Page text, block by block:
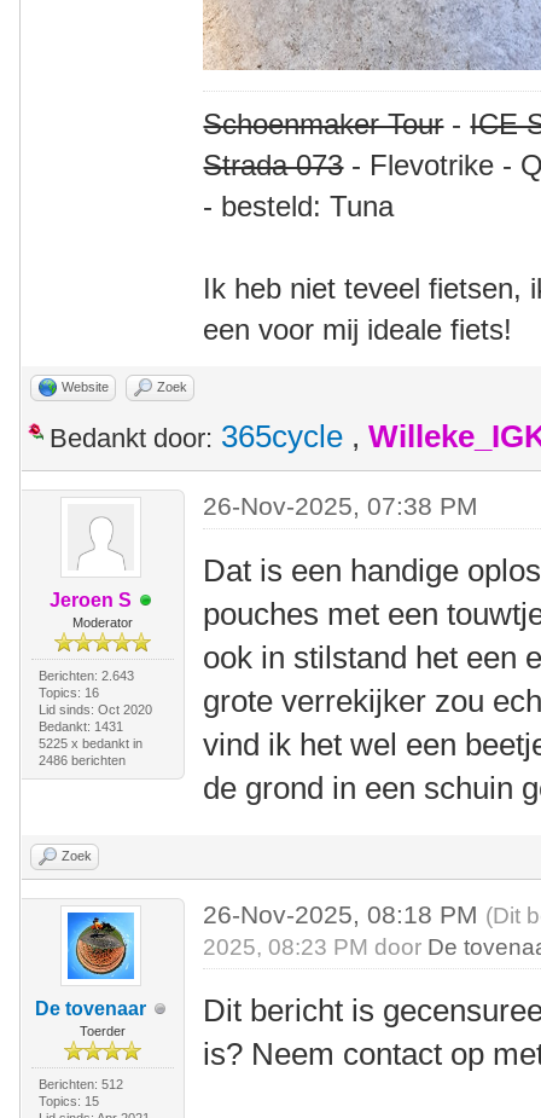
Schoenmaker Tour-ICE
Strada 073- Flevotrike -
- besteld: Tuna
Ik heb niet teveel fietsen,
een voor mij ideale fiets!
Website Zoek
Bedankt door: 365cycle ,
Jeroen S
Moderator
Berichten: 2.643
Topics: 16
Lid sinds: Oct 2020
Bedankt: 1431
5225 x bedankt in
2486 berichten
26-Nov-2025, 07:38 PM
Dat is een handige
pouches met een
ook in stilstand het een
grote verrekijker zou
vind ik het wel een
de grond in een schuin
Zoek
De tovenaar
Toerder
Berichten: 512
Topics: 15
26-Nov-2025, 08:18 PM (Dit
2025, 08:23 PM door De
Dit bericht is
is? Neem contact op